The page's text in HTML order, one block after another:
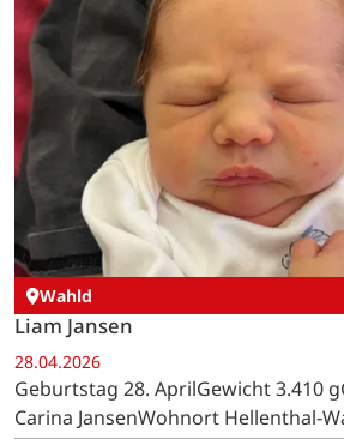
Wahld
Liam Jansen
28.04.2026
Geburtstag 28. AprilGewicht 3.410
Carina JansenWohnort Hellenthal-